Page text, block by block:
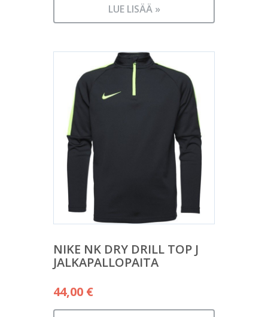
LUE LISÄÄ »
NIKE NK DRY DRILL TOP J
JALKAPALLOPAITA
44,00 €